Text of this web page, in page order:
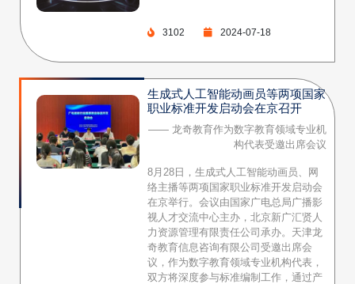
3102 2024-07-18
生成式人工智能动画员等两项国家
职业标准开发启动会在京召开
—— 龙奇教育作为数字教育领域专业机
构代表受邀出席会议
8月28日，生成式人工智能动画员、网
络主播等两项国家职业标准开发启动会
在京举行。会议由国家广电总局广播影
视人才交流中心主办，北京新广汇贤人
力资源管理有限责任公司承办。天津龙
奇教育信息咨询有限公司受邀出席会
议，作为数字教育领域专业机构代表，
双方将深度参与标准编制工作，通过产